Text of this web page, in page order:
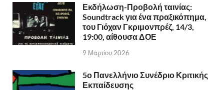
Εκδήλωση-Προβολή ταινίας:
Soundtrack για ένα πραξικόπημα,
του Γιόχαν Γκριμονπρέζ, 14/3,
19:00, αίθουσα ΔΟΕ
9 Μαρτίου 2026
5ο Πανελλήνιο Συνέδριο Κριτικής
Εκπαίδευσης